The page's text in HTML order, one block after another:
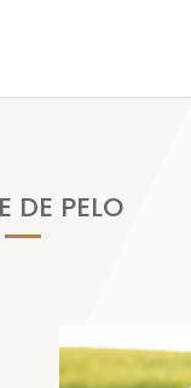
DE PELO